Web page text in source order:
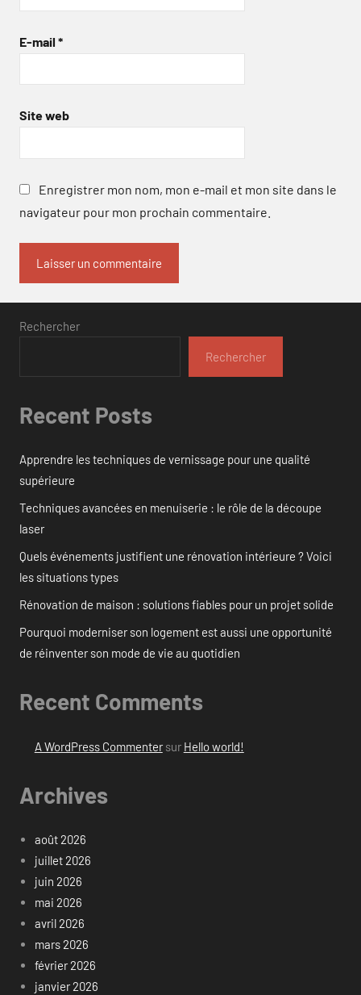
E-mail *
Site web
Enregistrer mon nom, mon e-mail et mon site dans le
navigateur pour mon prochain commentaire.
Rechercher
Rechercher
Recent Posts
Apprendre les techniques de vernissage pour une qualité
supérieure
Techniques avancées en menuiserie : le rôle de la découpe
laser
Quels événements justifient une rénovation intérieure ? Voici
les situations types
Rénovation de maison : solutions fiables pour un projet solide
Pourquoi moderniser son logement est aussi une opportunité
de réinventer son mode de vie au quotidien
Recent Comments
A WordPress Commentersur Hello world!
Archives
août 2026
juillet 2026
juin 2026
mai 2026
avril 2026
mars 2026
février 2026
janvier 2026